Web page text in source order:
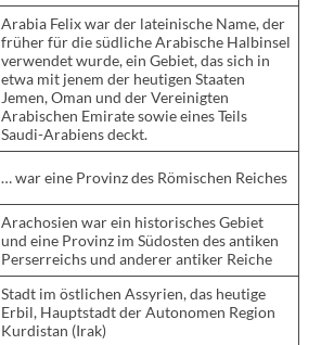
Arabia Felix war der lateinische Name, der
früher für die südliche Arabische Halbinsel
verwendet wurde, ein Gebiet, das sich in
etwa mit jenem der heutigen Staaten
Jemen, Oman und der Vereinigten
Arabischen Emirate sowie eines Teils
Saudi-Arabiens deckt.
… war eine Provinz des Römischen Reiches
Arachosien war ein historisches Gebiet
und eine Provinz im Südosten des antiken
Perserreichs und anderer antiker Reiche
Stadt im östlichen Assyrien, das heutige
Erbil, Hauptstadt der Autonomen Region
Kurdistan (Irak)